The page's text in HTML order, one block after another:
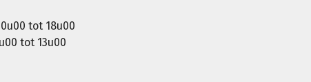
tot 18u00
tot 13u00